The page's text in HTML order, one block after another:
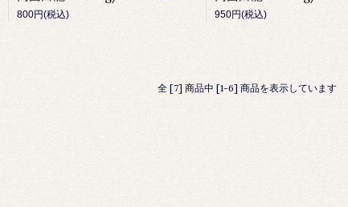
800円(税込) 950円(税込)
全 [7] 商品中 [1-6] 商品を表示しています